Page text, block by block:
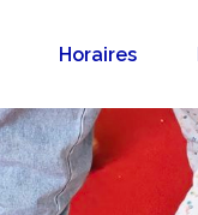
Horaires